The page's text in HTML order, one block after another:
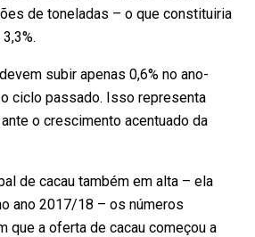
de toneladas – o que constituiria
subir apenas 0,6% no ano-
ciclo passado. Isso representa
o crescimento acentuado da
de cacau também em alta – ela
ano 2017/18 – os números
que a oferta de cacau começou a